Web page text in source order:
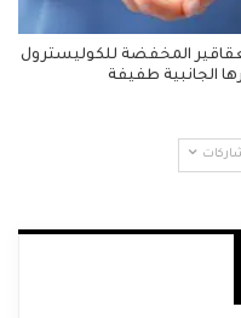
المخفضة للكوليسترول
الجانبية طفيفة